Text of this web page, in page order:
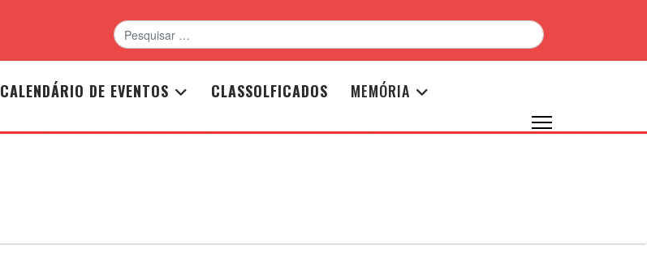
Pesquisar
CALENDÁRIO DE EVENTOS CLASSOLFICADOS MEMÓRIA